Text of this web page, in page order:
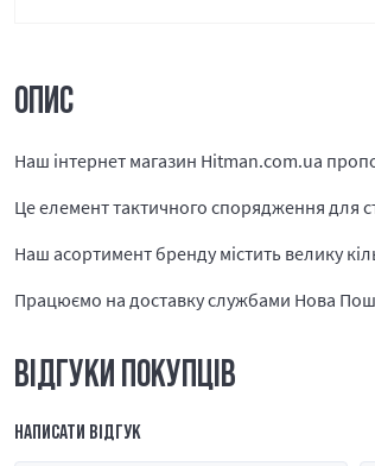
ОПИС
Наш інтернет магазин Hitman.com.ua
Це елемент тактичного спорядження для
Наш асортимент бренду містить велику
Працюємо на доставку службами Нова
ВІДГУКИ ПОКУПЦІВ
НАПИСАТИ ВІДГУК